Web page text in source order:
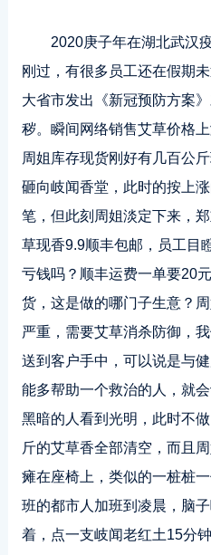
2020庚子年在湖北武汉
刚过，有很多员工还在假期
大省市发出《新冠预防方案
秽。瞬间网络销售艾草价格
周姐库存现货刚好有几百公
砸向岐闻香堂，此时的按上
笔，但此刻周姐淡定下来，
草现香9.9顺丰包邮，员工目
亏钱吗？顺丰运费一单要20
货，这是做的哪门子生意？
严重，需要艾草消杀防御，
送到客户手中，可以说是与
能多帮助一个救治的人，就
黑暗的人看到光明，此时不
斤的艾草香全部清空，而且
瘫在座椅上，类似的一桩桩
班的都市人加班到凌晨，脑
着，点一支岐闻老红土15分